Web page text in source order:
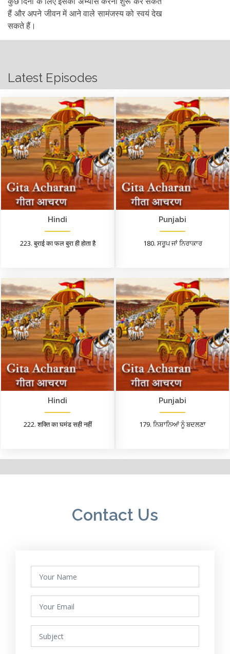
हैं और अपने जीवन में आने वाले सामंजस्य को स्वयं देख
सकते हैं।
Latest Episodes
Hindi
223. बुराई का फल बुरा ही होता है
Punjabi
180. ਸਰੂਪ ਜਾਂ ਨਿਰਾਕਾਰ
Hindi
222. शक्ति का घमंड सही नहीं
Punjabi
179. ਨਿਸ਼ਾਨਿਆਂ ਨੂੰ ਬਦਲਣਾ
Contact Us